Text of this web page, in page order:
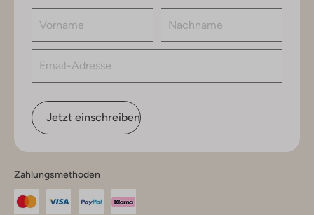
Jetzt einschreiben
Zahlungsmethoden